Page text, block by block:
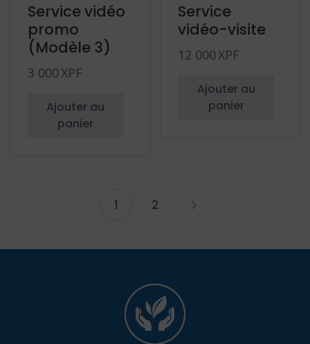
Service vidéo
promo
(Modèle 3)
3 000XPF
Ajouter au
panier
Service
vidéo-visite
12 000XPF
Ajouter au
panier
1 2